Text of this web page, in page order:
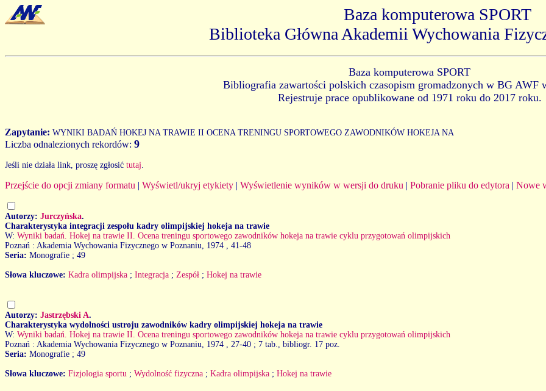
Baza komputerowa SPORT
Biblioteka Główna Akademii Wychowania
Baza komputerowa SPORT
Bibliografia zawartości polskich czasopism gromadzonych w BG AWF
Rejestruje prace opublikowane od 1971 roku do 2017 roku.
Zapytanie: WYNIKI BADAŃ HOKEJ NA TRAWIE II OCENA TRENINGU SPORTOWEGO ZAWODNIKÓW HOKEJA NA
Liczba odnalezionych rekordów: 9
Jeśli nie działa link, proszę zgłosić tutaj
Przejście do opcji zmiany formatu | Wyświetl/ukryj etykiety | Wyświetlenie wyników w wersji do druku | Pobranie pliku do edytora | Nowe
Autorzy: Jurczyńska.
Charakterystyka integracji zespołu kadry olimpijskiej hokeja na trawie
W: Wyniki badań. Hokej na trawie II. Ocena treningu sportowego zawodników hokeja na trawie cyklu przygotowań olimpijskich
Poznań : Akademia Wychowania Fizycznego w Poznaniu, 1974
, 41-48
Seria: Monografie ; 49
Słowa kluczowe: Kadra olimpijska ; Integracja ; Zespół ; Hokej na trawie
Autorzy: Jastrzębski A.
Charakterystyka wydolności ustroju zawodników kadry olimpijskiej hokeja na trawie
W: Wyniki badań. Hokej na trawie II. Ocena treningu sportowego zawodników hokeja na trawie cyklu przygotowań olimpijskich
Poznań : Akademia Wychowania Fizycznego w Poznaniu, 1974
, 27-40 ; 7 tab., bibliogr. 17 poz.
Seria: Monografie ; 49
Słowa kluczowe: Fizjologia sportu ; Wydolność fizyczna ; Kadra olimpijska ; Hokej na trawie